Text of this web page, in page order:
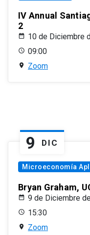
IV Annual
2
10 de Diciembre
09:00
Zoom
9 DIC
Microeconomía
Bryan Graham,
9 de Diciembre
15:30
Zoom